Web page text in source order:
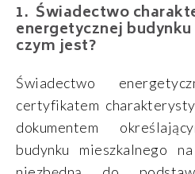
Świadectwo
energetycznej
czym jest?
Świadectwo
certyfikatem
dokumentem
budynku mieszkalnego